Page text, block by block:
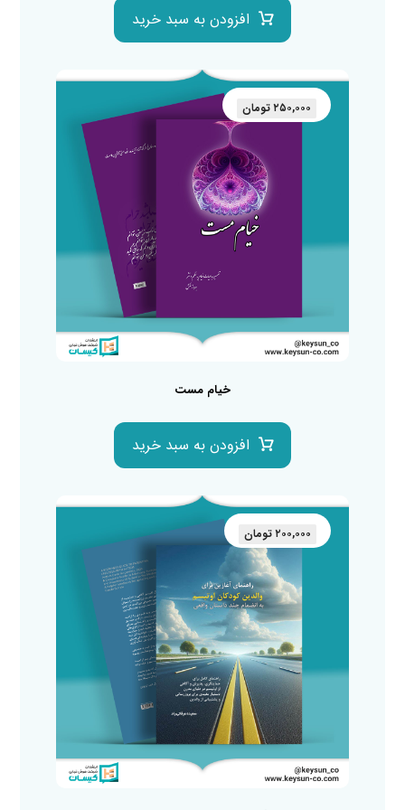
افزودن به سبد خرید
خیام مست
۲۵۰,۰۰۰ تومان
افزودن به سبد خرید
۲۰۰,۰۰۰ تومان